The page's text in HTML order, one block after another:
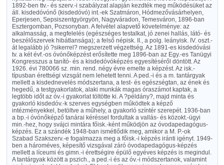
1892-ben ttv.- és szerv.-i szabályzat alapján kezdték meg működésüket az
áll. kisdedóvónő (kisdedóvó) int.-ek Szatmáron, Hódmezővásárhelyen,
Eperjesen, Sepsiszentgyörgyön, Nagyváradon, Temesváron, 1896-ban
Esztergomban, Pozsonyban. A felvétel alapvető követelménye: az
alkalmasság, a megfelelés (egészséges testalkat, jó zenei hallás, látó- és
beszélőszervek hibátlansága); a felső népisk. II., a polg. leányisk. IV. oszt.-
át legalább jó ?sikerrel? megszerzett végzettség. Az 1891-es kisdedóvási
tv. a két évf.-os óvónőképzést erősítette meg 1896-ban az Egy.-es Tanügyi
Kongresszus a tanító- és a kisdedóvóképzés egyesítéséről döntött. Az
1926. évi 780066 sz. min. rend. négy évre emelte a képzést. Az isk.-
típusban érettségi vizsgát nem lehetett tenni. A ped.-i és a m. tantárgyak
mellett a kisdednevelés módszertana, a test- és egészségtan, az ének és
hegedű, a testgyakorlatok, alaki munkák magas óraszámot kaptak, a
legtöbb időt az óv.-i gyakorlat töltötte ki. A ?példány?, majd minta és
gyakorló kisdedóv.-k szerves egységben működtek a képző
intézményekkel, betöltve a műhely, a gyakorló színtér szerepét. 1936-ban
a bp.-i óvónőképző tanárai kéréssel fordultak a vallás- és közokt.-ügyi
min.-hez, hogy svájci mintára főisk.-ként működjön az óvodapedagógus-
képzés. Ez a szándék 1948-ban ismétlődik meg, amikor a M. P.-ok
Szabad Szakszerv.-e fogalmazza meg a főisk.-i képzés iránti igényt. 1949-
ben a hároméves, képesítő vizsgával záró óvodapedagógus-képzés
mellett a líceumi és gimn.-i érettségire épülő egyéves képzés is megindul.
A tantárgyak között a pszich., a ped.-i és az óv.-i módszertanok, valamint